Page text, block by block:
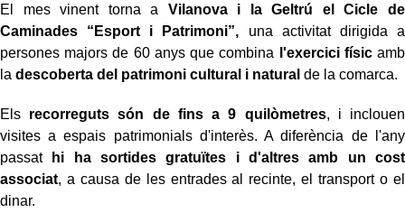
El mes vinent torna a Vilanova i la Geltrú
el Cicle de
Caminades “Esport i Patrimoni”, una activitat dirigida a
persones majors de 60 anys que combina
l'exercici físicamb
la descoberta del patrimoni cultural i natural de la comarca.
Els recorreguts són de fins a 9 quilòmetres, i inclouen
visites a espais patrimonials d'interès. A diferència de l'any
passathi ha sortides gratuïtes i d'altres amb un cost
associat, a causa de les entrades al recinte, el transport o el
dinar.